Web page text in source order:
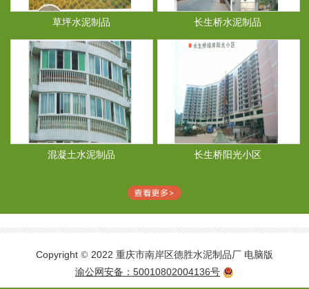
草坪水泥制品 长生桥水泥制品
混凝土水泥制品 长生桥阳光小区
Copyright © 2022 重庆市南岸区德胜水泥制品厂 电脑版
渝公网安备：50010802004136号